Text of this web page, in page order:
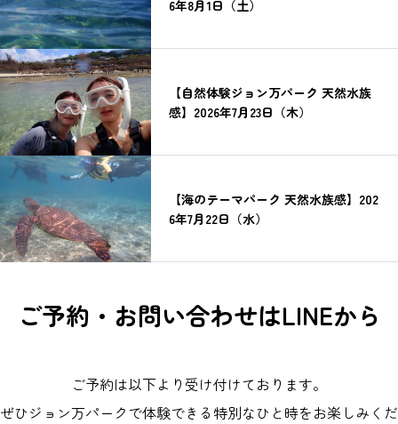
6年8月1日（土）
【自然体験ジョン万パーク 天然水族
感】2026年7月23日（木）
【海のテーマパーク 天然水族感】202
6年7月22日（水）
ご予約・お問い合わせはLINEから
ご予約は以下より受け付けております。
ぜひジョン万パークで体験できる特別なひと時をお楽しみくだ